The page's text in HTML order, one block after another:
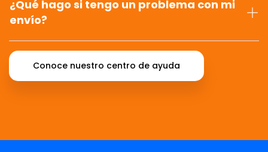
¿Qué hago si tengo un problema con mi
envío?
Conoce nuestro centro de ayuda